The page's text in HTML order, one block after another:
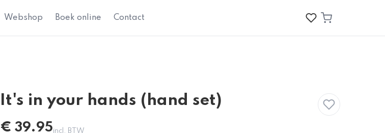
Webshop Boek online Contact
It's in your hands (hand set)
€ 39.95incl. BTW